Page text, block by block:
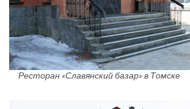
Ресторан «Славянский базар» в Томске